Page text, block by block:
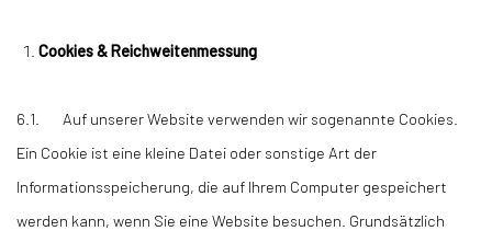
Cookies & Reichweitenmessung
6.1. Auf unserer Website verwenden wir sogenannte Cookies.
Ein Cookie ist eine kleine Datei oder sonstige Art der
Informationsspeicherung, die auf Ihrem Computer gespeichert
werden kann, wenn Sie eine Website besuchen. Grundsätzlich